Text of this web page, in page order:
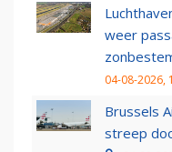
weer
04-08-2026,
Brussels
streep